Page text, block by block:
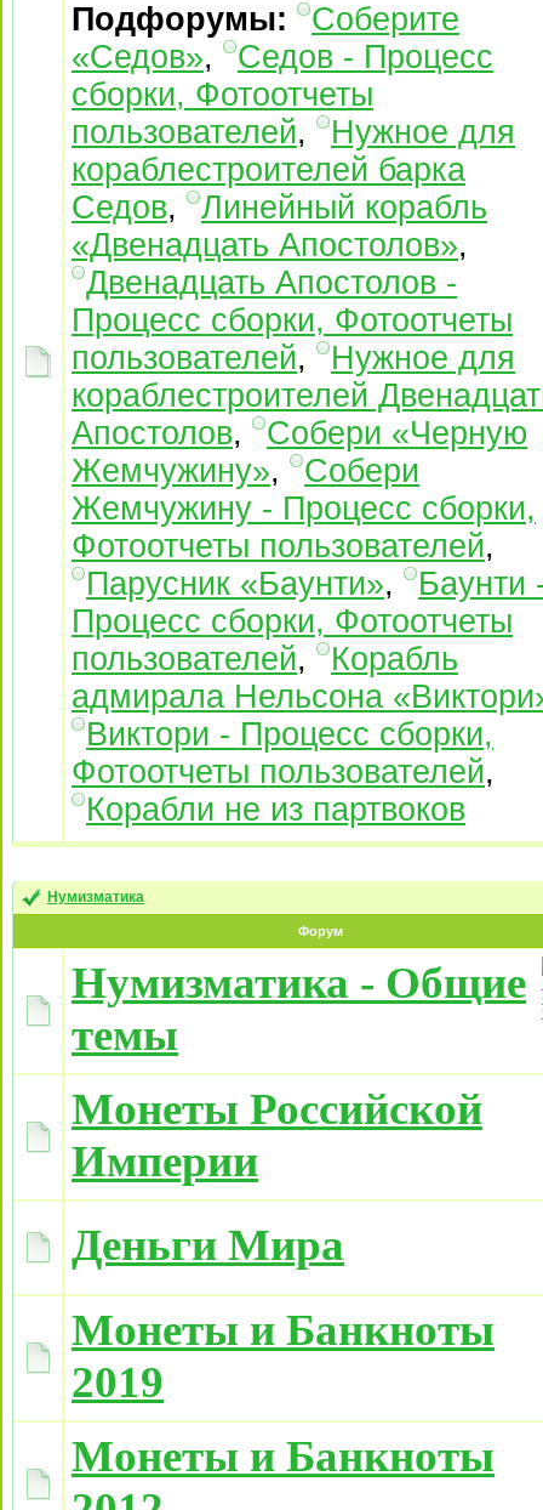
Подфорумы:
Соберите
«Седов»,
Седов - Процесс
сборки, Фотоотчеты
пользователей,
Нужное для
кораблестроителей барка
Седов,
Линейный корабль
«Двенадцать Апостолов»,
Двенадцать Апостолов -
Процесс сборки, Фотоотчеты
пользователей,
Нужное для
кораблестроителей
Апостолов,
Собери «Черную
Жемчужину»,
Собери
Жемчужину - Процесс сборки,
Фотоотчеты пользователей,
Парусник «Баунти»,
Баунти
Процесс сборки, Фотоотчеты
пользователей,
Корабль
адмирала Нельсона
Виктори - Процесс сборки,
Фотоотчеты пользователей,
Корабли не из партвоков
Нумизматика
Форум
Нумизматика - Общие
темы
Монеты Российской
Империи
Деньги Мира
Монеты и Банкноты
2019
Монеты и Банкноты